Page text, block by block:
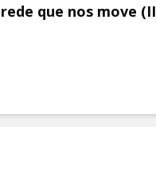
rede que nos move